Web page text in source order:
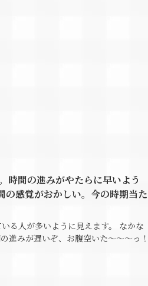
時間の進みがやたらに早いよう
の感覚がおかしい。今の時期当た
る人が多いように見えます。 なかな
進みが遅いぞ、お腹空いた～～～っ！